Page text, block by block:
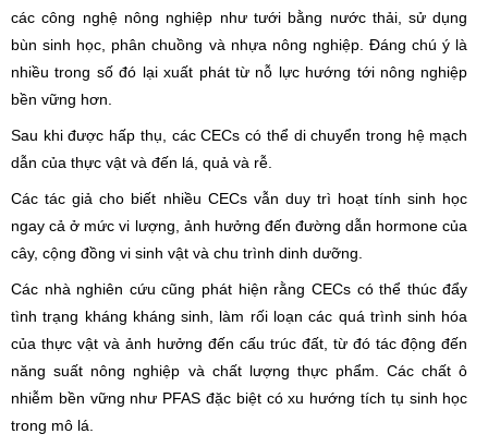
các công nghệ nông nghiệp như tưới bằng nước thải, sử dụng
bùn sinh học, phân chuồng và nhựa nông nghiệp. Đáng chú ý là
nhiều trong số đó lại xuất phát từ nỗ lực hướng tới nông nghiệp
bền vững hơn.
Sau khi được hấp thụ, các CECs có thể di chuyển trong hệ mạch
dẫn của thực vật và đến lá, quả và rễ.
Các tác giả cho biết nhiều CECs vẫn duy trì hoạt tính sinh học
ngay cả ở mức vi lượng, ảnh hưởng đến đường dẫn hormone của
cây, cộng đồng vi sinh vật và chu trình dinh dưỡng.
Các nhà nghiên cứu cũng phát hiện rằng CECs có thể thúc đẩy
tình trạng kháng kháng sinh, làm rối loạn các quá trình sinh hóa
của thực vật và ảnh hưởng đến cấu trúc đất, từ đó tác động đến
năng suất nông nghiệp và chất lượng thực phẩm. Các chất ô
nhiễm bền vững như PFAS đặc biệt có xu hướng tích tụ sinh học
trong mô lá.